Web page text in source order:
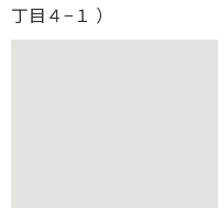
丁目４−１ ）